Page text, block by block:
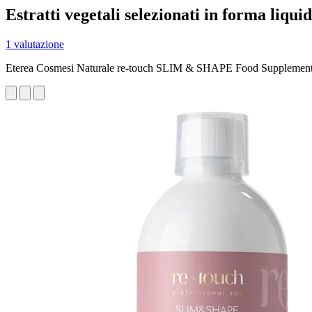
Estratti vegetali selezionati in forma
1 valutazione
Eterea Cosmesi Naturale re-touch SLIM & SHAPE Food